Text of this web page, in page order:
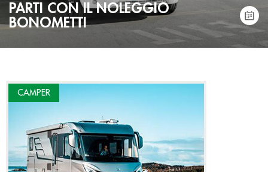
PARTI CON IL NOLEGGIO
BONOMETTI
CAMPER